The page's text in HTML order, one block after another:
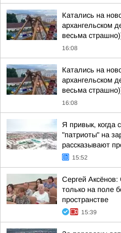
Катались на
архангельском
весьма
16:08
Катались на
архангельском
весьма
16:08
Я привык, когда
"патриоты" на
рассказывают
15:52
Сергей Аксёнов:
только на поле
пространстве
15:39